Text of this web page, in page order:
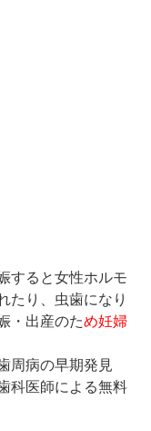
すると女性ホルモ
たり、虫歯になり
・出産のため妊婦
周病の早期発見
科医師による無料